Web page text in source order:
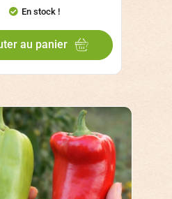
En stock !
au panier